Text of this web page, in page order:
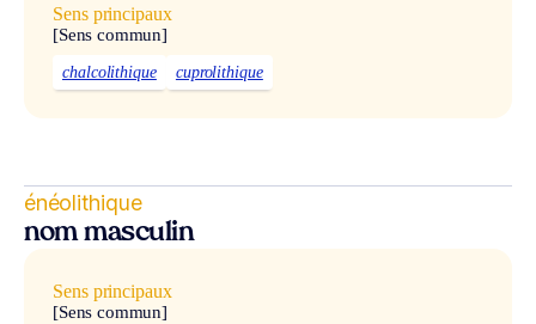
Sens principaux
[Sens commun]
chalcolithique cuprolithique
énéolithique
nom masculin
Sens principaux
[Sens commun]